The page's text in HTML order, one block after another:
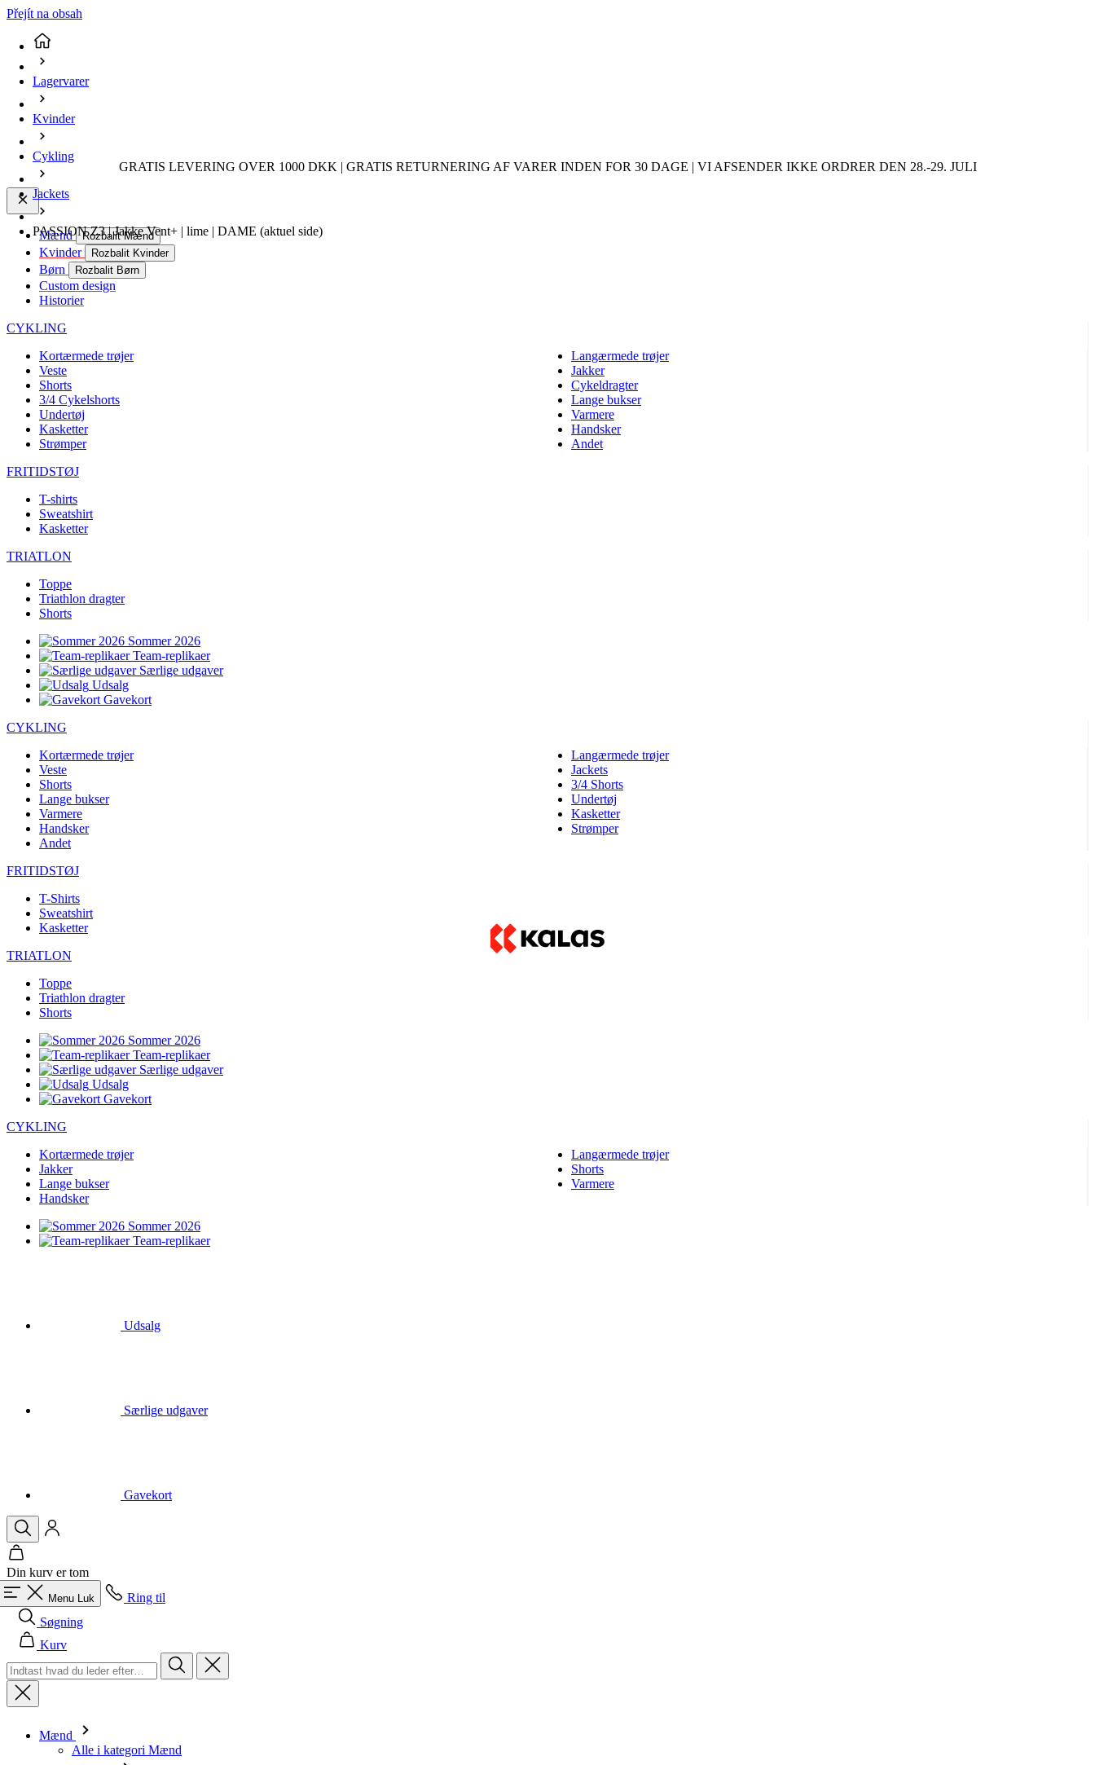
Přejít na obsah
GRATIS LEVERING OVER 1000 DKK | GRATIS RETURNERING AF VARER INDEN FOR 30 DAGE | VI AFSENDER IKKE ORDRER DEN 28.-29. JULI
Mænd Rozbalit Mænd
Kvinder Rozbalit Kvinder
Børn Rozbalit Børn
Custom design
Historier
CYKLING
Kortærmede trøjer
Langærmede trøjer
Veste
Jakker
Shorts
Cykeldragter
3/4 Cykelshorts
Lange bukser
Undertøj
Varmere
Kasketter
Handsker
Strømper
Andet
FRITIDSTØJ
T-shirts
Sweatshirt
Kasketter
TRIATLON
Toppe
Triathlon dragter
Shorts
Sommer 2026
Team-replikaer
Særlige udgaver
Udsalg
Gavekort
CYKLING
Kortærmede trøjer
Langærmede trøjer
Veste
Jackets
Shorts
3/4 Shorts
Lange bukser
Undertøj
Varmere
Kasketter
Handsker
Strømper
Andet
FRITIDSTØJ
T-Shirts
Sweatshirt
Kasketter
TRIATLON
Toppe
Triathlon dragter
Shorts
Sommer 2026
Team-replikaer
Særlige udgaver
Udsalg
Gavekort
CYKLING
Kortærmede trøjer
Langærmede trøjer
Jakker
Shorts
Lange bukser
Varmere
Handsker
Sommer 2026
Team-replikaer
Udsalg
Særlige udgaver
Gavekort
Din kurv er tom
Menu Luk
Ring til
Søgning
Kurv
Mænd
Alle i kategori Mænd
Lagervarer
Kvinder
Cykling
Jackets
PASSION Z3 | Jakke Vent+ | lime | DAME (aktuel side)